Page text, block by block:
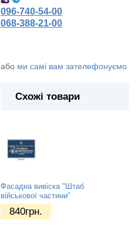
096-740-54-00
068-388-21-00
або ми самі вам зателефонуємо
Схожі товари
Фасадна вивіска "Штаб
військової частини"
840грн.